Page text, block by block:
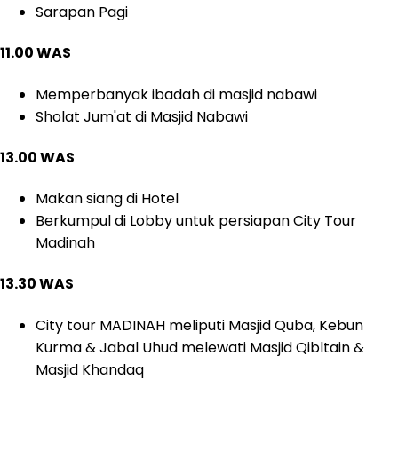
Sarapan Pagi
11.00 WAS
Memperbanyak ibadah di masjid nabawi
Sholat Jum'at di Masjid Nabawi
13.00 WAS
Makan siang di Hotel
Berkumpul di Lobby untuk persiapan City Tour
Madinah
13.30 WAS
City tour MADINAH meliputi Masjid Quba, Kebun
Kurma & Jabal Uhud melewati Masjid Qibltain &
Masjid Khandaq